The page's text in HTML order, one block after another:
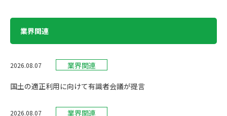
業界関連
2026.08.07 業界関連
国土の適正利用に向けて有識者会議が提言
2026.08.07 業界関連